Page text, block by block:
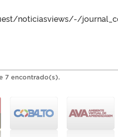
noticiasviews/-/
7 encontrado(s).